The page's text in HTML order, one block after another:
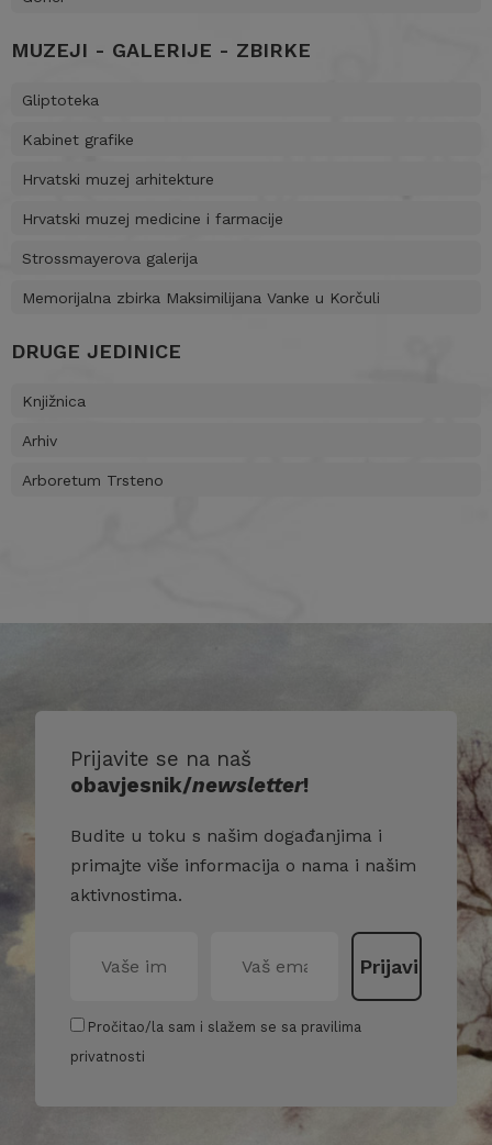
MUZEJI - GALERIJE - ZBIRKE
Gliptoteka
Kabinet grafike
Hrvatski muzej arhitekture
Hrvatski muzej medicine i farmacije
Strossmayerova galerija
Memorijalna zbirka Maksimilijana Vanke u Korčuli
DRUGE JEDINICE
Knjižnica
Arhiv
Arboretum Trsteno
Prijavite se na naš
obavjesnik/newsletter!
Budite u toku s našim događanjima i
primajte više informacija o nama i našim
aktivnostima.
Pročitao/la sam i slažem se sa pravilima
privatnosti